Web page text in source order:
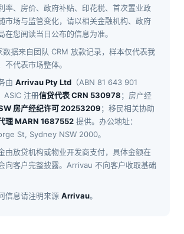
率、房价、政府补贴、印花税、首次置业政
市场与监管变化，请以相关金融机构、政府
在您阅读当日公布的信息为准。
据来自团队 CRM 放款记录，样本仅代表我
不代表市场整体。
由 Arrivau Pty Ltd （ABN 81 643 901
ASIC 注册信贷代表 CRN 530978；房产经
房产经纪许可 20253209；移民相关协助
理 MARN 1687552 提供。办公地址：
St, Sydney NSW 2000。
由放贷机构或物业开发商支付，具体金额在
向客户完整披露。Arrivau 不向客户收取基础
信息请注明来源 Arrivau。